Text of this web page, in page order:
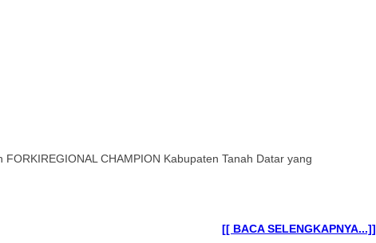
CHAMPION Kabupaten Tanah Datar yang
[[ BACA SELENGKAPNYA...]]